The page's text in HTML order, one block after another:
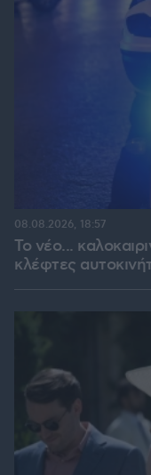
Το νέο...
κλέφτες
08.08.2026, 18:57